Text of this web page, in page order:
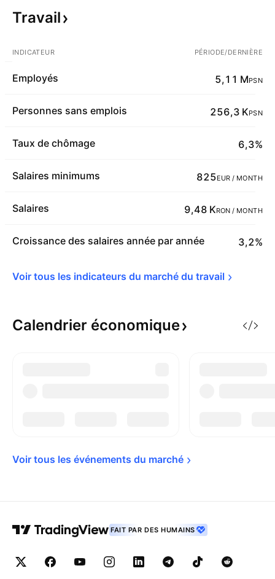
Travail
INDICATEUR PÉRIODE/DERNIÈRE
Employés 5,11 MPSN
Personnes sans emplois 256,3 KPSN
Taux de chômage 6,3%
Salaires minimums 825EUR / MONTH
Salaires 9,48 KRON / MONTH
Croissance des salaires année par année 3,2%
Voir tous les indicateurs du marché du travail
Calendrier économique
Voir tous les événements du marché
FAIT PAR DES HUMAINS